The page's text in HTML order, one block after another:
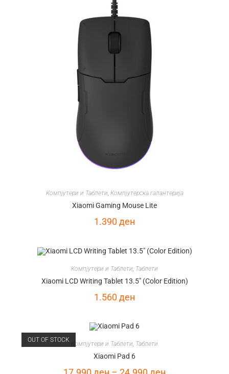
Компјутери и Таблети, Компјутерска галантерија
Xiaomi Gaming Mouse Lite
1.390ден
Компјутери и Таблети Таблети
Xiaomi LCD Writing Tablet 13.5″ (Color Edition)
1.560ден
OUT OF STOCK
Компјутери и Таблети, Таблети
Xiaomi Pad 6